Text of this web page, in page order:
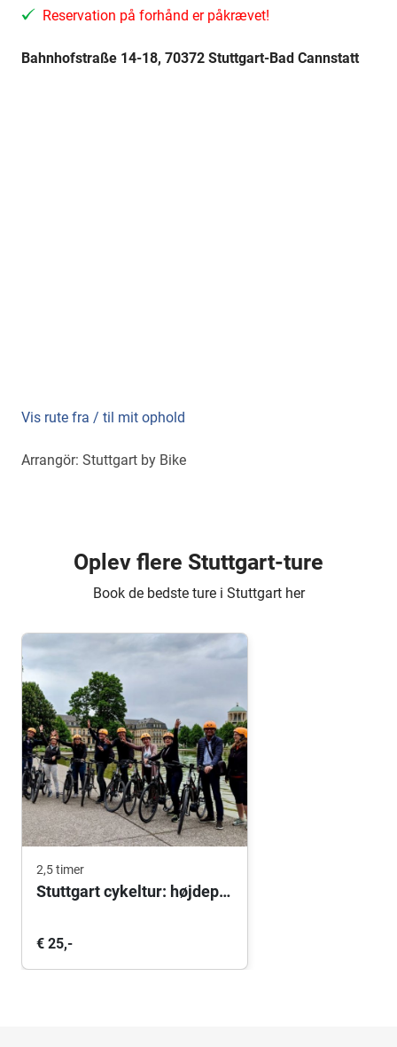
Reservation på forhånd er påkrævet!
Bahnhofstraße 14-18, 70372 Stuttgart-Bad Cannstatt
Vis rute fra / til mit ophold
Arrangör: Stuttgart by Bike
Oplev flere Stuttgart-ture
Book de bedste ture i Stuttgart her
2,5 timer
Stuttgart cykeltur: højdepunkterne
€ 25,-